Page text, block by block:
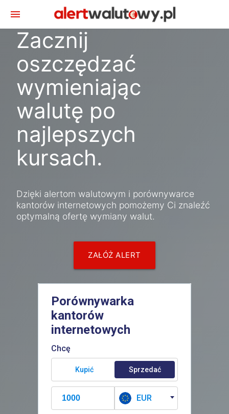
menu
Zacznij
oszczędzać
wymieniając
walutę po
najlepszych
kursach.
Dzięki alertom walutowym i porównywarce
kantorów internetowych pomożemy Ci znaleźć
optymalną ofertę wymiany walut.
ZAŁÓŻ ALERT